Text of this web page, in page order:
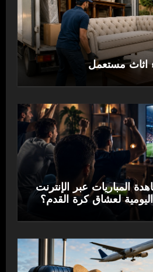
اثاث مستعمل
المباريات عبر الإنترنت
لعشاق كرة القدم؟